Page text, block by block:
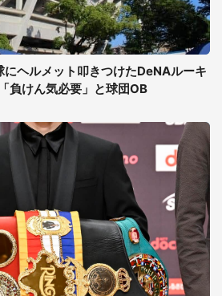
ヘルメット叩きつけたDeNAルーキ
負けん気必要」と球団OB